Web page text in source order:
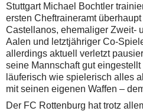
Stuttgart Michael Bochtler
ersten Cheftraineramt
Castellanos, ehemaliger Zweit-
Aalen und letztjähriger Co-
allerdings aktuell verletzt
seine Mannschaft gut
läuferisch wie spielerisch alles
mit seinen eigenen Waffen –
Der FC Rottenburg hat trotz